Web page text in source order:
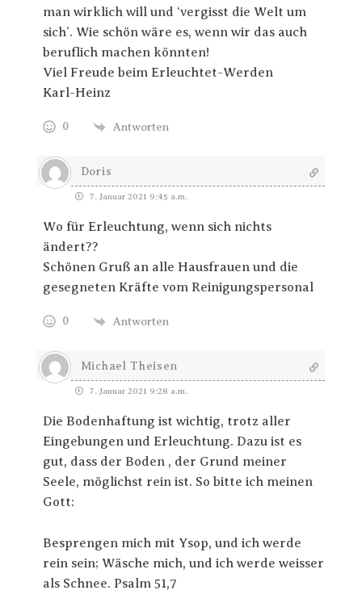
man wirklich will und ‘vergisst die Welt um
sich’. Wie schön wäre es, wenn wir das auch
beruflich machen könnten!
Viel Freude beim Erleuchtet-Werden
Karl-Heinz
0 Antworten
Doris
7. Januar 2021 9:45 a.m.
Wo für Erleuchtung, wenn sich nichts
ändert??
Schönen Gruß an alle Hausfrauen und die
gesegneten Kräfte vom Reinigungspersonal
0 Antworten
Michael Theisen
7. Januar 2021 9:28 a.m.
Die Bodenhaftung ist wichtig, trotz aller
Eingebungen und Erleuchtung. Dazu ist es
gut, dass der Boden , der Grund meiner
Seele, möglichst rein ist. So bitte ich meinen
Gott:
Besprengen mich mit Ysop, und ich werde
rein sein; Wäsche mich, und ich werde weisser
als Schnee. Psalm 51,7